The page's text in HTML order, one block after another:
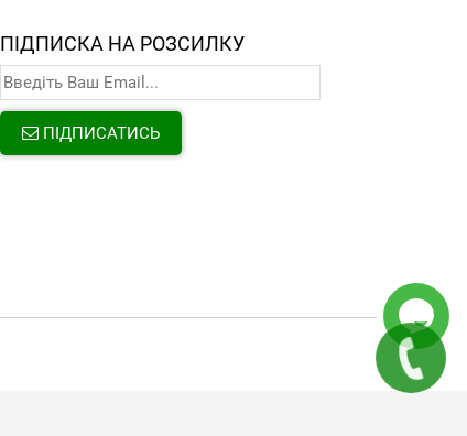
ПІДПИСКА НА РОЗСИЛКУ
ПІДПИСАТИСЬ